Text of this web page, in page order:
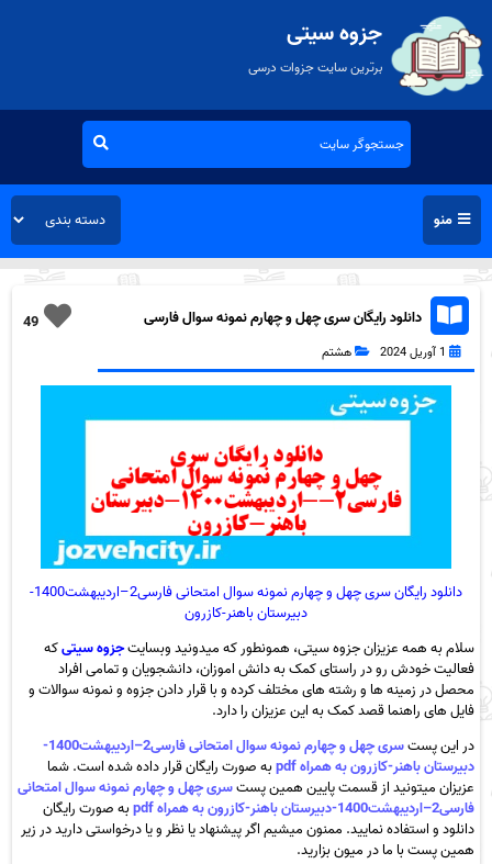
جزوه سیتی
برترین سایت جزوات درسی
منو
49
دانلود رایگان سری چهل و چهارم نمونه سوال فارسی
هشتم به همراه pdf
1 آوریل 2024 هشتم
دانلود رایگان سری چهل و چهارم نمونه سوال امتحانی فارسی2–اردیبهشت1400-
دبیرستان باهنر-کازرون
سلام به همه عزیزان جزوه سیتی، همونطور که میدونید وبسایتجزوه سیتیکه
فعالیت خودش رو در راستای کمک به دانش اموزان، دانشجویان و تمامی افراد
محصل در زمینه ها و رشته های مختلف کرده و با قرار دادن جزوه و نمونه سوالات و
فایل های راهنما قصد کمک به این عزیزان را دارد.
در این پست
سری چهل و چهارم نمونه سوال امتحانی فارسی2–اردیبهشت1400-
دبیرستان باهنر-کازرون به همراه pdf
به صورت رایگان قرار داده شده است. شما
عزیزان میتونید از قسمت پایین همین پستسری چهل و چهارم نمونه سوال امتحانی
فارسی2–اردیبهشت1400-دبیرستان باهنر-کازرون به همراه pdf
به صورت رایگان
دانلود و استفاده نمایید. ممنون میشیم اگر پیشنهاد یا نظر و یا درخواستی دارید در زیر
همین پست با ما در میون بزارید.